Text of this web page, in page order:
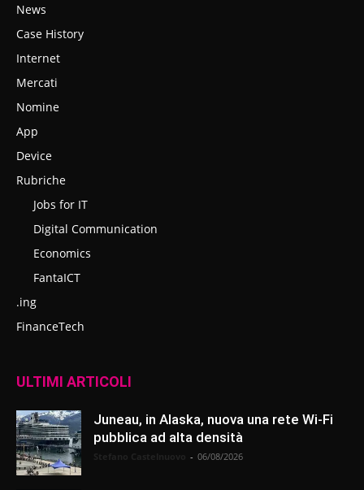
News
Case History
Internet
Mercati
Nomine
App
Device
Rubriche
Jobs for IT
Digital Communication
Economics
FantaICT
.ing
FinanceTech
ULTIMI ARTICOLI
Juneau, in Alaska, nuova una rete Wi-Fi
pubblica ad alta densità
- 06/08/2026